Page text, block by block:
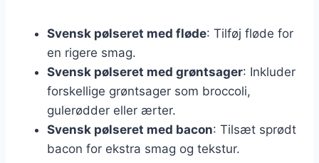
Svensk pølseret med fløde: Tilføj fløde for
en rigere smag.
Svensk pølseret med grøntsager: Inkluder
forskellige grøntsager som broccoli,
gulerødder eller ærter.
Svensk pølseret med bacon: Tilsæt sprødt
bacon for ekstra smag og tekstur.